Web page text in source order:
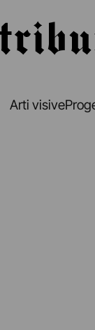
Arti visive